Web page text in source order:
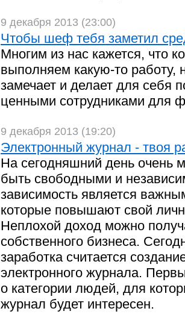
9 декабря 2013 (23:00)
Чтобы шеф тебя заметил
Многим из нас кажется, что
выполняем какую-то работу,
замечает и делает для себя
ценными сотрудниками для
9 декабря 2013 (19:20)
Электронный журнал - твоя
На сегодняшний день очень
быть свободными и
зависимость является
которые повышают свой
Неплохой доход можно
собственного бизнеса.
заработка считается
электронного журнала.
о категории людей, для
журнал будет интересен.